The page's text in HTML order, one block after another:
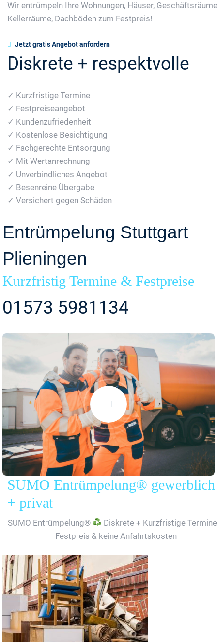
Wir entrümpeln Ihre Wohnungen, Häuser,
Kellerräume, Dachböden zum Festpreis!
Jetzt gratis Angebot anfordern
Diskrete + respektvolle
✓ Kurzfristige Termine
✓ Festpreiseangebot
✓ Kundenzufriedenheit
✓ Kostenlose Besichtigung
✓ Fachgerechte Entsorgung
✓ Mit Wertanrechnung
✓ Unverbindliches Angebot
✓ Besenreine Übergabe
✓ Versichert gegen Schäden
Entrümpelung Stuttgart
Plieningen
Kurzfristig Termine & Festpreise
01573 5981134
SUMO Entrümpelung® gewerblich
+ privat
SUMO Entrümpelung®
Diskrete + Kurzfristige
Festpreis & keine Anfahrtskosten